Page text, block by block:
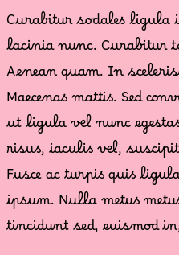
Curabitur sodales ligula
lacinia nunc. Curabitur
Aenean quam. In
Maecenas mattis. Sed
ut ligula vel nunc
risus, iaculis vel,
Fusce ac turpis quis
ipsum. Nulla metus
tincidunt sed, euismod